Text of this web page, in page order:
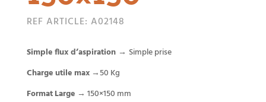
REF ARTICLE: A02148
Simple flux d’aspiration → Simple prise
Charge utile max→50 Kg
FormatLarge → 150×150 mm